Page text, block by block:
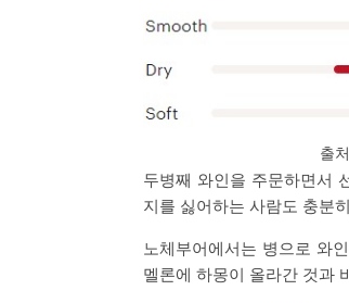
출
두병째 와인을 주문하면서
지를 싫어하는 사람도 충분
노체부어에서는 병으로 와
멜론에 하몽이 올라간 것과